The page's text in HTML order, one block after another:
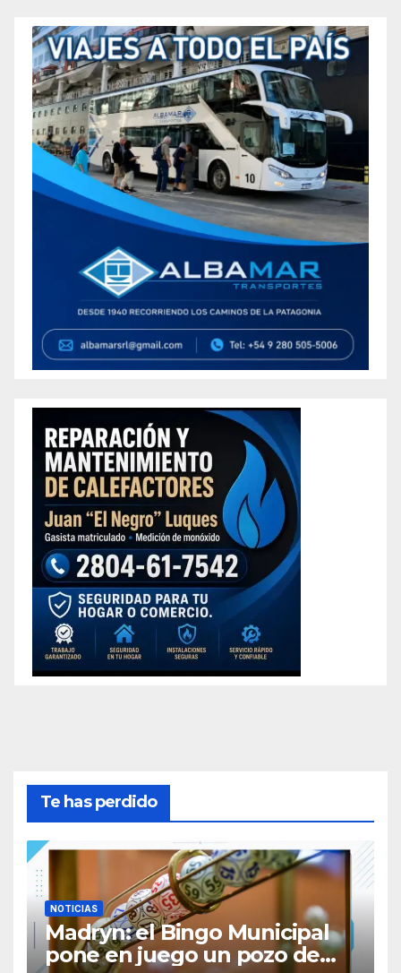
Te has perdido
NOTICIAS
Madryn: el Bingo Municipal
pone en juego un pozo de